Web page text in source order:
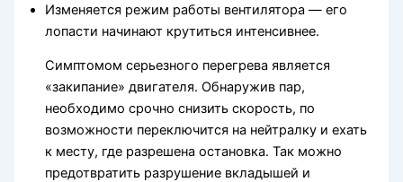
Изменяется режим работы вентилятора — его
лопасти начинают крутиться интенсивнее.
Симптомом серьезного перегрева является
«закипание» двигателя. Обнаружив пар,
необходимо срочно снизить скорость, по
возможности переключится на нейтралку и ехать
к месту, где разрешена остановка. Так можно
предотвратить разрушение вкладышей и